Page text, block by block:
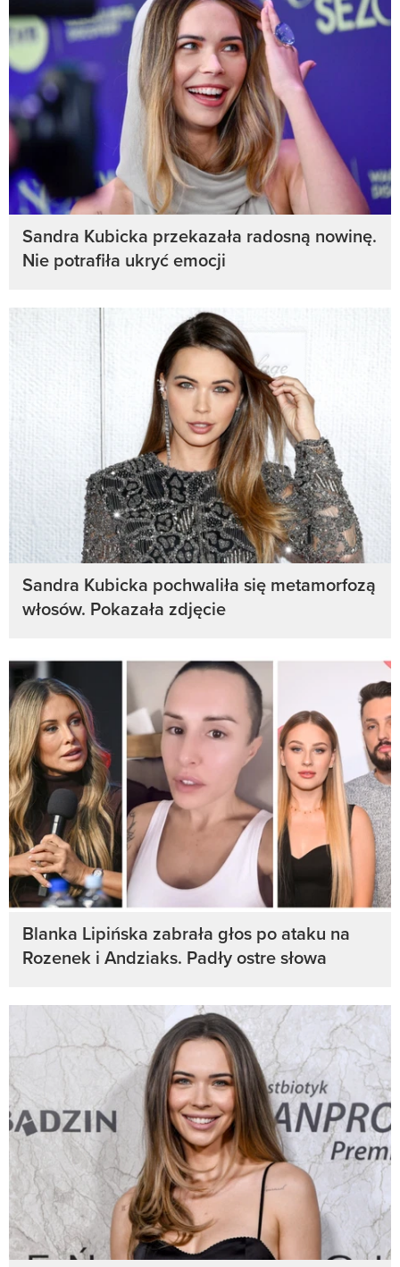
Sandra Kubicka przekazała radosną nowinę.
Nie potrafiła ukryć emocji
Sandra Kubicka pochwaliła się metamorfozą
włosów. Pokazała zdjęcie
Blanka Lipińska zabrała głos po ataku na
Rozenek i Andziaks. Padły ostre słowa